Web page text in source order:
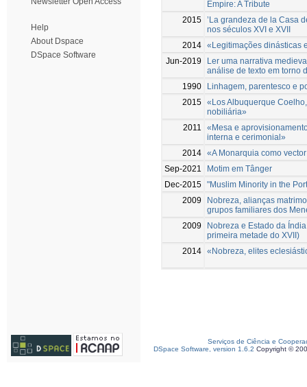
Help
About Dspace
DSpace Software
Empire: A Tribute
2015 ’La grandeza de la Casa
nos séculos XVI e XVII
2014 «Legitimações dinásticas
Jun-2019
Ler uma narrativa
análise de texto em torno
1990
Linhagem, parentesco e
2015 «Los Albuquerque
nobiliária»
2011
«Mesa e
interna e cerimonial»
2014 «A Monarquia como
Sep-2021
Motim em Tânger
Dec-2015 "Muslim Minority in the
2009
Nobreza, alianças
grupos familiares dos
2009
Nobreza e Estado da
primeira metade do XVII)
2014 «Nobreza, elites
Serviços de Ciência e
DSpace Software, version 1.6.2 Copyright ©